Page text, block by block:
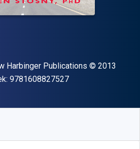
Harbinger Publications Copyright
© 2013
9781608827527"ISBN-13